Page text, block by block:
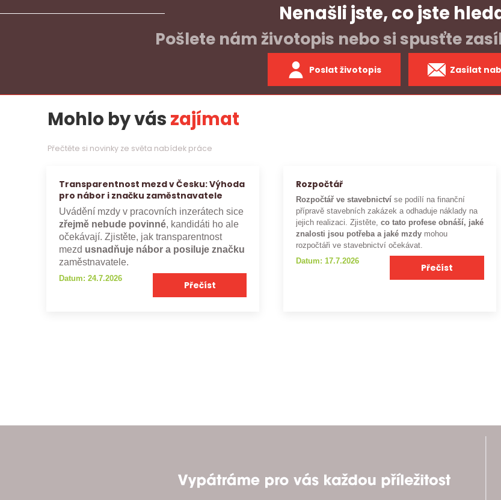
Nenašli jste, co jste
Pošlete nám životopis nebo si spusťte
Poslat životopis Zasílat
Mohlo by vászajímat
Přečtěte si novinky ze světa nabídek práce
Transparentnost mezd v Česku: Výhoda
pro nábor i značku zaměstnavatele
Uvádění mzdy v pracovních inzerátech sice
zřejmě nebude povinné, kandidáti ho ale
očekávají. Zjistěte, jak transparentnost
mezd usnadňuje nábor a posiluje značku
zaměstnavatele.
Datum: 24.7.2026
Přečíst
Rozpočtář
Rozpočtář ve stavebnictví se podílí na finanční
přípravě stavebních zakázek a odhaduje náklady na
jejich realizaci. Zjistěte,co tato profese obnáší, jaké
znalosti jsou potřeba a jaké mzdy mohou
rozpočtáři ve stavebnictví očekávat.
Datum: 17.7.2026
Přečíst